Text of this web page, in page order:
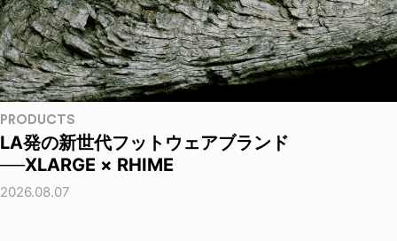
PRODUCTS
LA発の新世代フットウェアブランド
──XLARGE × RHIME
2026.08.07